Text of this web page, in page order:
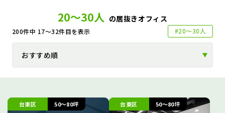
20～30人 の居抜きオフィス
200件中 17～32件目を表示 #20～30人
台東区 50～80坪 台東区 50～80坪